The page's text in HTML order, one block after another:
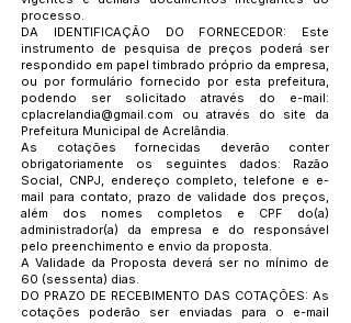
processo.
DA IDENTIFICAÇÃO DO FORNECEDOR: Este
instrumento de pesquisa de preços poderá ser
respondido em papel timbrado próprio da empresa,
ou por formulário fornecido por esta prefeitura,
podendo ser solicitado através do e-mail:
cplacrelandia@gmail.com ou através do site da
Prefeitura Municipal de Acrelândia.
As cotações fornecidas deverão conter
obrigatoriamente os seguintes dados: Razão
Social, CNPJ, endereço completo, telefone e e-
mail para contato, prazo de validade dos preços,
além dos nomes completos e CPF do(a)
administrador(a) da empresa e do responsável
pelo preenchimento e envio da proposta.
A Validade da Proposta deverá ser no mínimo de
60 (sessenta) dias.
DO PRAZO DE RECEBIMENTO DAS COTAÇÕES: As
cotações poderão ser enviadas para o e-mail